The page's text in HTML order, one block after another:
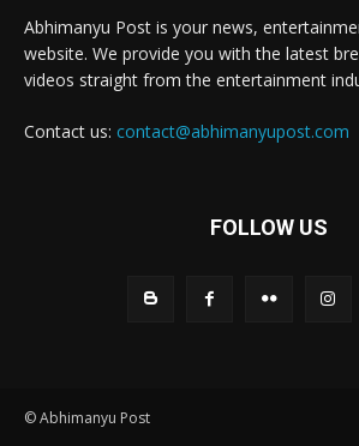
Abhimanyu Post is your news,
website. We provide you with the latest
videos straight from the entertainment
Contact us: contact@abhimanyupost.com
FOLLOW US
© Abhimanyu Post